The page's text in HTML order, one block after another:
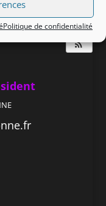
Politique de confidentialité